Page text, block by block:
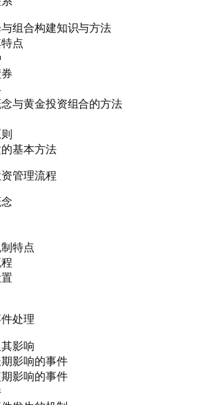
组合构建知识与方法
点
与黄金投资组合的方法
基本方法
管理流程
特点
处理
影响
影响的事件
影响的事件